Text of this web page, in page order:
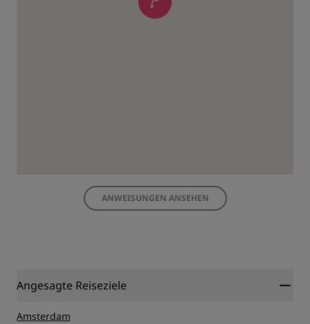
ANWEISUNGEN ANSEHEN
Angesagte Reiseziele
Amsterdam